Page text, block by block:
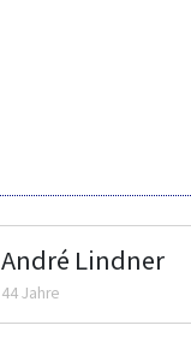
André Lindner
44 Jahre